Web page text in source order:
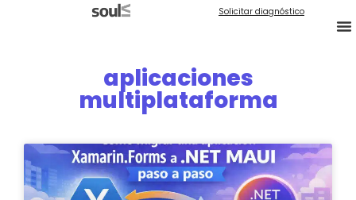
Solicitar diagnóstico
aplicaciones
multiplataforma